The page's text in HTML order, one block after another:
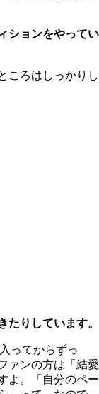
ョンをやってい
ころはしっかりし
りしています。
ってからずっ
ァンの方は「結愛
よ。「自分のペー